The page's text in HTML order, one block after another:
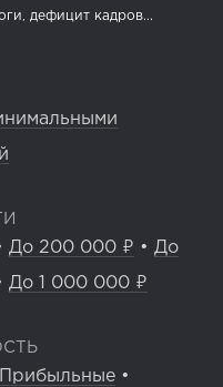
дефицит кадров...
До 200 000 ₽ • До
До 1 000 000 ₽
Прибыльные •